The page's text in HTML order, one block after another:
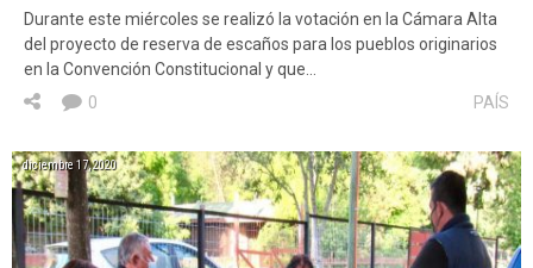
Durante este miércoles se realizó la votación en la Cámara Alta
del proyecto de reserva de escaños para los pueblos originarios
en la Convención Constitucional y que…
PAÍS
0
diciembre 17, 2020